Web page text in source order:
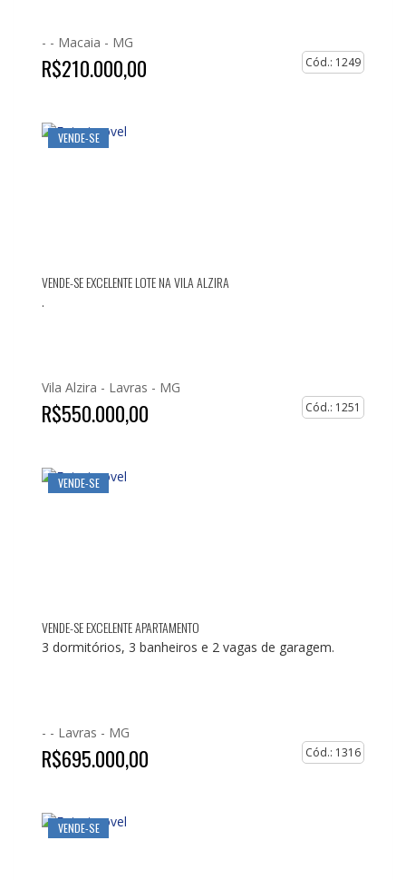
- - Macaia - MG
R$210.000,00 Cód.: 1249
VENDE-SE
VENDE-SE EXCELENTE LOTE NA VILA ALZIRA
.
Vila Alzira - Lavras - MG
R$550.000,00 Cód.: 1251
VENDE-SE
VENDE-SE EXCELENTE APARTAMENTO
3 dormitórios, 3 banheiros e 2 vagas de garagem.
- - Lavras - MG
R$695.000,00 Cód.: 1316
VENDE-SE